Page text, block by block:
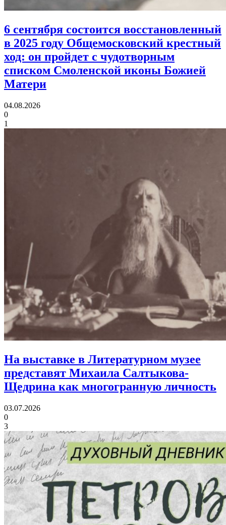
6 сентября состоится восстановленный
в 2025 году Общемосковский крестный
ход: он пройдет с чудотворным
списком Смоленской иконы Божией
Матери
04.08.2026
0
1
На выставке в Литературном музее
представят Михаила Салтыкова-
Щедрина как многогранную личность
03.07.2026
0
3